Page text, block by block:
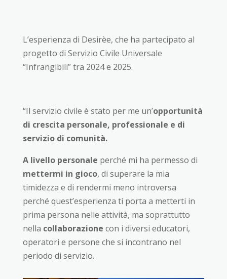
L’esperienza di Desirèe, che ha partecipato al
progetto di Servizio Civile Universale
“Infrangibili” tra 2024 e 2025.
“Il servizio civile è stato per me un’opportunità
di crescita personale, professionale e di
servizio di comunità.
A livello personale perché mi ha permesso di
mettermi in gioco, di superare la mia
timidezza e di rendermi meno introversa
perché quest’esperienza ti porta a metterti in
prima persona nelle attività, ma soprattutto
nella collaborazione con i diversi educatori,
operatori e persone che si incontrano nel
periodo di servizio.